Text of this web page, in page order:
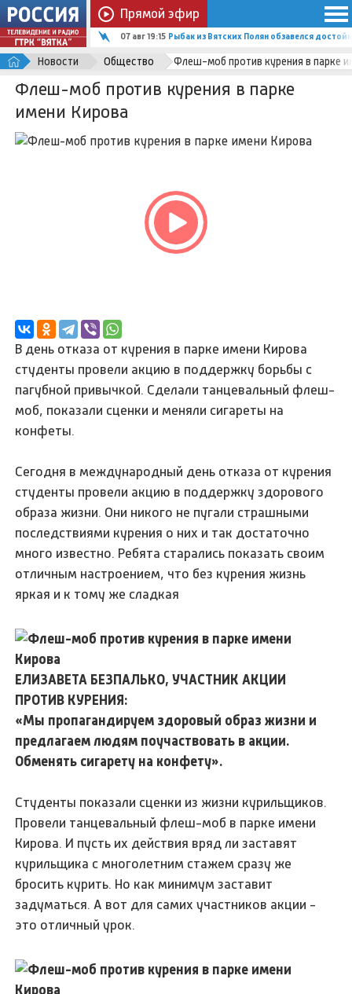
Прямой эфир
07 авг 19:15 Рыбак из Вятских Полян обзавелся
Новости Общество Флеш-моб против курения в парке
Флеш-моб против курения в парке
имени Кирова
В день отказа от курения в парке имени Кирова
студенты провели акцию в поддержку борьбы с
пагубной привычкой. Сделали танцевальный флеш-
моб, показали сценки и меняли сигареты на
конфеты.
Сегодня в международный день отказа от курения
студенты провели акцию в поддержку здорового
образа жизни. Они никого не пугали страшными
последствиями курения о них и так достаточно
много известно. Ребята старались показать своим
отличным настроением, что без курения жизнь
яркая и к тому же сладкая
ЕЛИЗАВЕТА БЕЗПАЛЬКО, УЧАСТНИК АКЦИИ
ПРОТИВ КУРЕНИЯ:
«Мы пропагандируем здоровый образ жизни и
предлагаем людям поучаствовать в акции.
Обменять сигарету на конфету».
Студенты показали сценки из жизни курильщиков.
Провели танцевальный флеш-моб в парке имени
Кирова. И пусть их действия вряд ли заставят
курильщика с многолетним стажем сразу же
бросить курить. Но как минимум заставит
задуматься. А вот для самих участников акции -
это отличный урок.